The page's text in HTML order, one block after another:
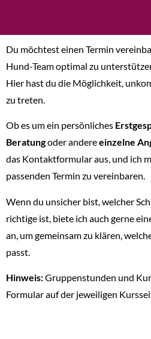
Du möchtest einen Termin
Hund-Team optimal zu
Hier hast du die Möglichkeit,
zu treten.
Ob es um ein persönliches
Beratungoder andereeinzelne
das Kontaktformular aus, und ich
passenden Termin zu vereinbaren.
Wenn du unsicher bist, welcher
richtige ist, biete ich auch gerne
an, um gemeinsam zu klären,
passt.
Hinweis:Gruppenstunden und
Formular auf der jeweiligen